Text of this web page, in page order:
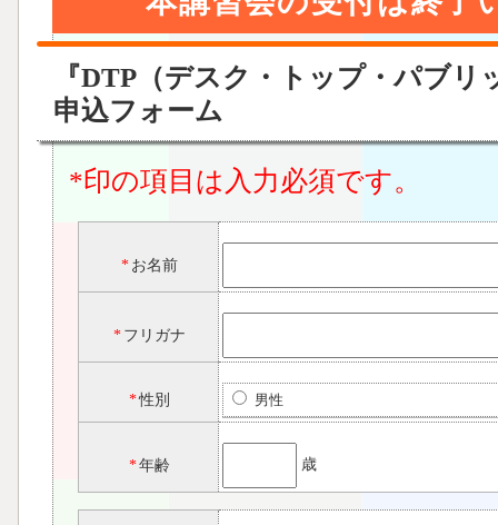
『DTP（デスク・トップ・パブ
申込フォーム
*印の項目は入力必須です。
* お名前
* フリガナ
*性別 男性
*年齢 歳